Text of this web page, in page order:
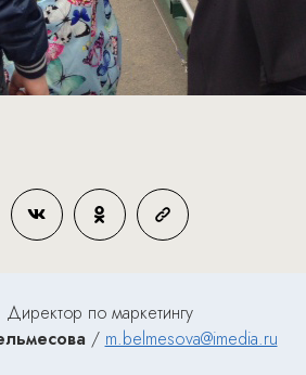
Директор по маркетингу
/ m.belmesova@imedia.ru